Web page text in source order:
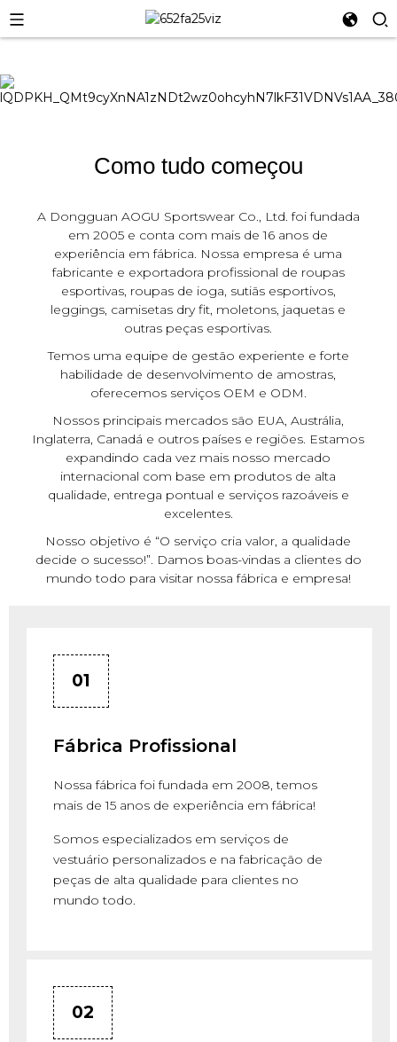
Como tudo começou
A Dongguan AOGU Sportswear Co., Ltd. foi fundada
em 2005 e conta com mais de 16 anos de
experiência em fábrica. Nossa empresa é uma
fabricante e exportadora profissional de roupas
esportivas, roupas de ioga, sutiãs esportivos,
leggings, camisetas dry fit, moletons, jaquetas e
outras peças esportivas.
Temos uma equipe de gestão experiente e forte
habilidade de desenvolvimento de amostras,
oferecemos serviços OEM e ODM.
Nossos principais mercados são EUA, Austrália,
Inglaterra, Canadá e outros países e regiões. Estamos
expandindo cada vez mais nosso mercado
internacional com base em produtos de alta
qualidade, entrega pontual e serviços razoáveis ​​e
excelentes.
Nosso objetivo é “O serviço cria valor, a qualidade
decide o sucesso!”. Damos boas-vindas a clientes do
mundo todo para visitar nossa fábrica e empresa!
01
Fábrica Profissional
Nossa fábrica foi fundada em 2008, temos
mais de 15 anos de experiência em fábrica!
Somos especializados em serviços de
vestuário personalizados e na fabricação de
peças de alta qualidade para clientes no
mundo todo.
02